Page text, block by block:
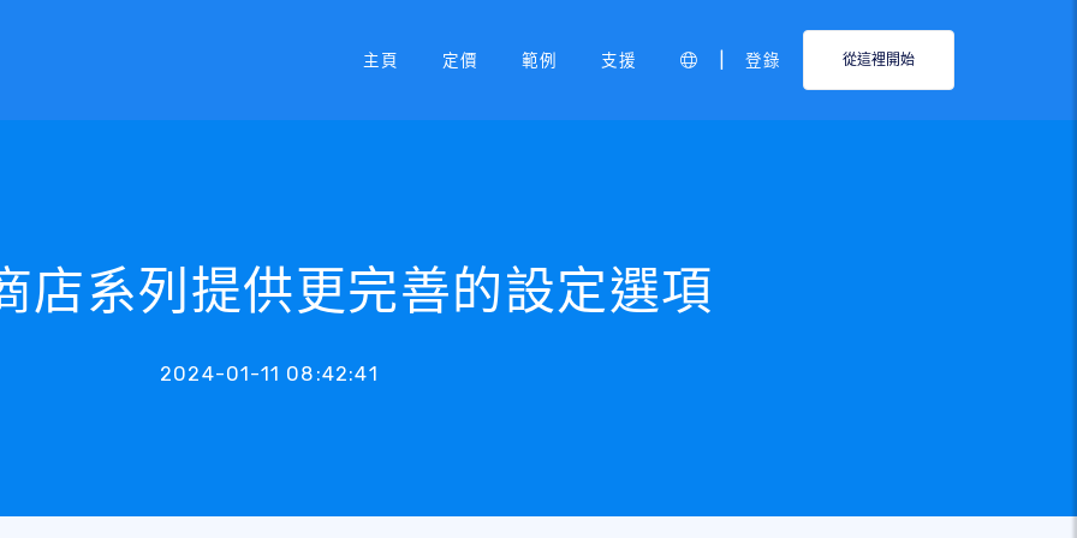
主頁 定價 範例 支援 登錄 從這裡開始
店系列提供更完善的設定選項
2024-01-11 08:42:41